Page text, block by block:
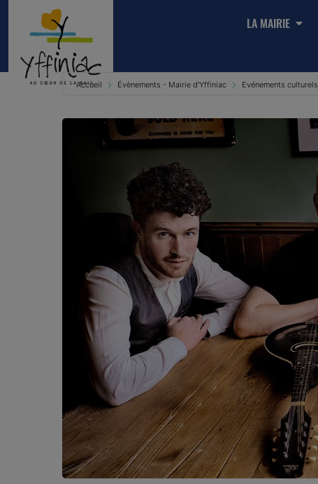
LA MAIRIE
Accueil Évènements - Mairie d'Yffiniac Evénements culturels